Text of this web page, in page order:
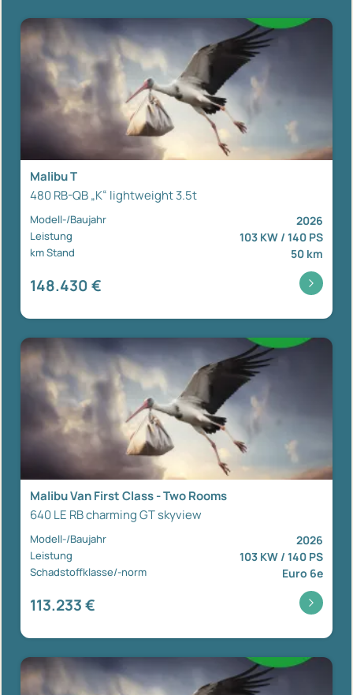
Malibu T
480 RB-QB „K“ lightweight 3.5t
Modell-/Baujahr 2026
Leistung 103 KW / 140 PS
km Stand 50 km
148.430 €
Malibu Van First Class - Two Rooms
640 LE RB charming GT skyview
Modell-/Baujahr 2026
Leistung 103 KW / 140 PS
Schadstoffklasse/-norm Euro 6e
113.233 €